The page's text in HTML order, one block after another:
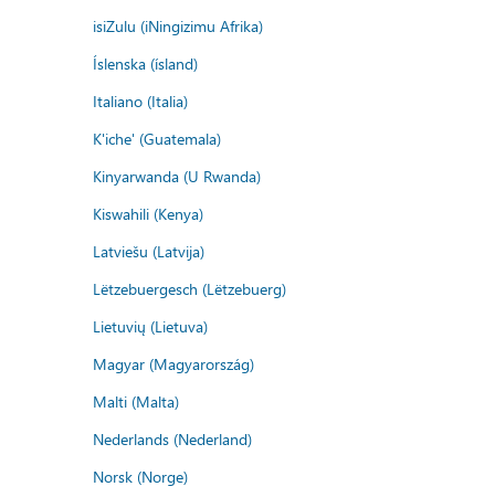
isiZulu (iNingizimu Afrika)
Íslenska (ísland)
Italiano (Italia)
K'iche' (Guatemala)
Kinyarwanda (U Rwanda)
Kiswahili (Kenya)
Latviešu (Latvija)
Lëtzebuergesch (Lëtzebuerg)
Lietuvių (Lietuva)
Magyar (Magyarország)
Malti (Malta)
Nederlands (Nederland)
Norsk (Norge)